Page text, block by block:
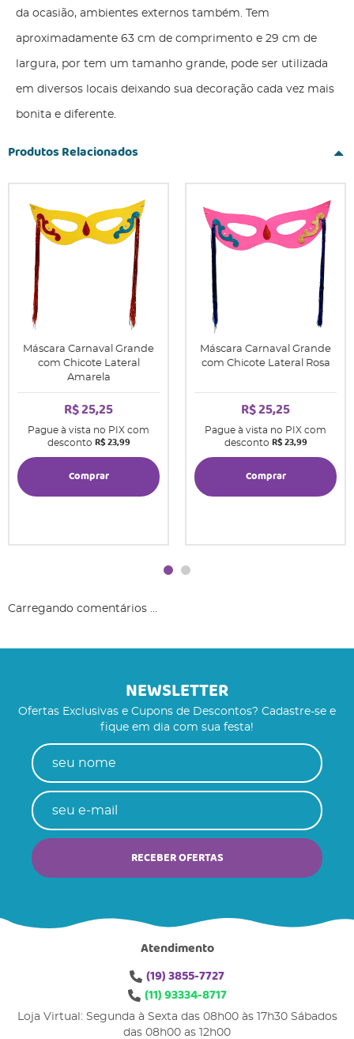
da ocasião, ambientes externos também. Tem
aproximadamente 63 cm de comprimento e 29 cm de
largura, por tem um tamanho grande, pode ser utilizada
em diversos locais deixando sua decoração cada vez mais
bonita e diferente.
Produtos Relacionados
Máscara Carnaval Grande
com Chicote Lateral
Amarela
R$ 25,25
Pague à vista no PIX com
desconto R$ 23,99
Comprar
Máscara Carnaval Grande
com Chicote Lateral Rosa
R$ 25,25
Pague à vista no PIX com
desconto R$ 23,99
Comprar
Carregando comentários ...
NEWSLETTER
Ofertas Exclusivas e Cupons de Descontos? Cadastre-se e
fique em dia com sua festa!
RECEBER OFERTAS
Atendimento
(19)3855-7727
(11)93334-8717
Loja Virtual: Segunda à Sexta das 08h00 às 17h30 Sábados
das 08h00 as 12h00